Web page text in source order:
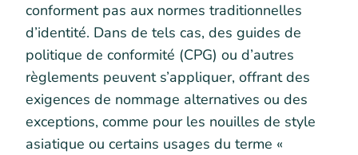
conforment pas aux normes traditionnelles
d’identité. Dans de tels cas, des guides de
politique de conformité (CPG) ou d’autres
règlements peuvent s’appliquer, offrant des
exigences de nommage alternatives ou des
exceptions, comme pour les nouilles de style
asiatique ou certains usages du terme «